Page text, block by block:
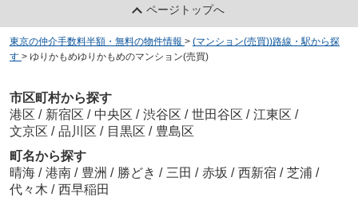
ページトップへ
東京の仲介手数料半額・無料の物件情報 > (マンション(売買))路線・駅から探
す > ゆりかもめゆりかもめのマンション(売買)
市区町村から探す
港区 / 新宿区 / 中央区 / 渋谷区 / 世田谷区 / 江東区 /
文京区 / 品川区 / 目黒区 / 豊島区
町名から探す
晴海 / 港南 / 豊洲 / 勝どき / 三田 / 赤坂 / 西新宿 / 芝浦 /
代々木 / 西早稲田